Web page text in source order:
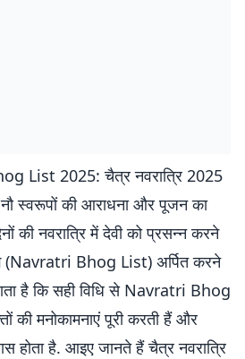
List 2025: चैत्र नवरात्रि 2025
नौ स्वरूपों की आराधना और पूजन का
की नवरात्रि में देवी को प्रसन्न करने
(Navratri Bhog List) अर्पित करने
है कि सही विधि से Navratri Bhog
की मनोकामनाएं पूरी करती हैं और
होता है. आइए जानते हैं चैत्र नवरात्रि